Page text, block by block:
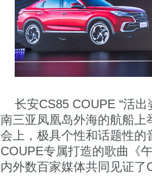
长安CS85 COUPE “活
南三亚凤凰岛外海的航船
会上，极具个性和话题性
COUPE专属打造的歌曲《
内外数百家媒体共同见证